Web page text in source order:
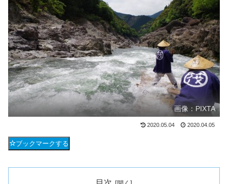
画像：PIXTA
2020.05.04 2020.04.05
ブックマークする